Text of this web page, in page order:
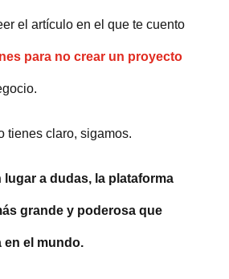
el artículo en el que te cuento
para no crear un proyecto
tienes claro, sigamos.
lugar a dudas, la plataforma
grande y poderosa que
en el mundo.